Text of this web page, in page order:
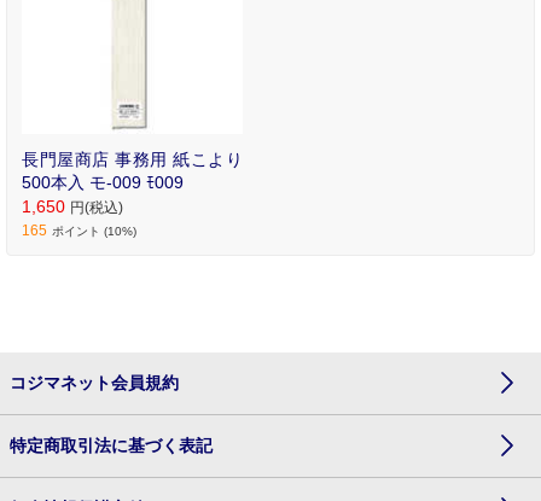
長門屋商店 事務用 紙こより
500本入 モ-009 ﾓ009
1,650 円(税込)
165 ポイント (10%)
コジマネット会員規約
特定商取引法に基づく表記